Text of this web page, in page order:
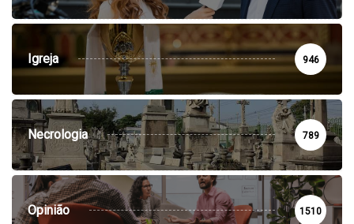
Igreja 946
Necrologia 789
Opinião 1510